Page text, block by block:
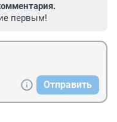
первым!
Отправить